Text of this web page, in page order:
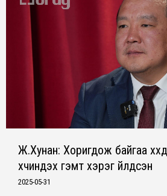
Ж.Хунан: Хоригдож байгаа
хүчиндэх гэмт хэрэг үйлдсэн
2025-05-31